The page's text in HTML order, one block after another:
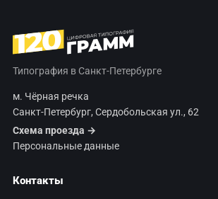
Типография в Санкт-Петербурге
м. Чёрная речка
Санкт-Петербург, Сердобольская ул., 62
Схема проезда →
Персональные данные
Контакты